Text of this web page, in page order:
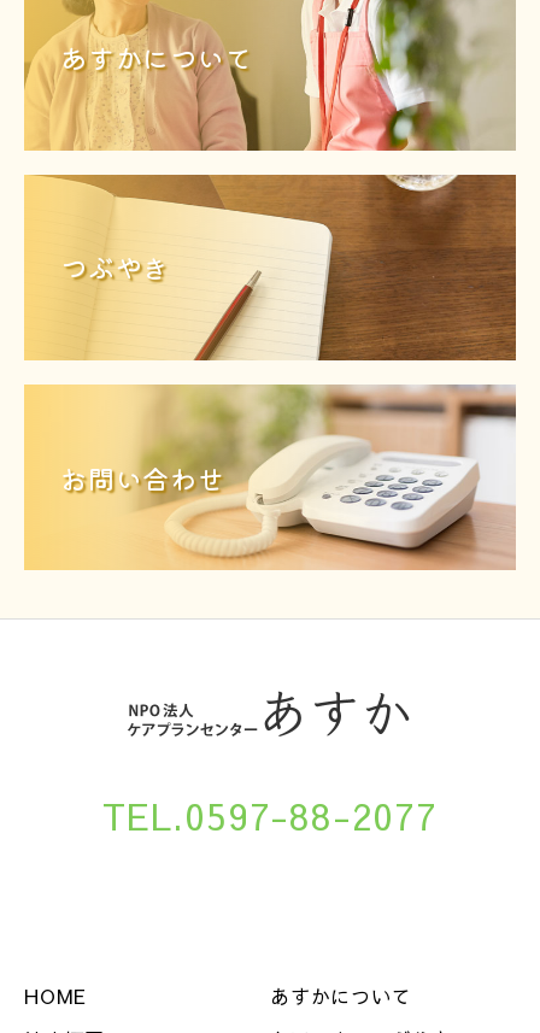
あすかについて
つぶやき
お問い合わせ
TEL.0597-88-2077
HOME
あすかについて